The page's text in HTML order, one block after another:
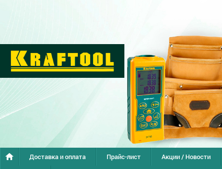
Доставка и оплата Прайс-лист
Акции / Новости